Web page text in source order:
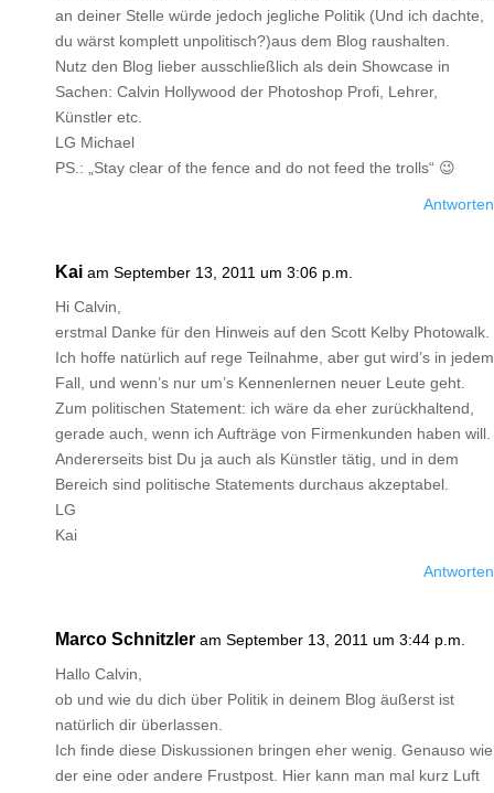
an deiner Stelle würde jedoch jegliche Politik (Und ich dachte,
du wärst komplett unpolitisch?)aus dem Blog raushalten.
Nutz den Blog lieber ausschließlich als dein Showcase in
Sachen: Calvin Hollywood der Photoshop Profi, Lehrer,
Künstler etc.
LG Michael
PS.: „Stay clear of the fence and do not feed the trolls“ 😉
Antworten
Kai am September 13, 2011 um 3:06 p.m.
Hi Calvin,
erstmal Danke für den Hinweis auf den Scott Kelby Photowalk.
Ich hoffe natürlich auf rege Teilnahme, aber gut wird’s in jedem
Fall, und wenn’s nur um’s Kennenlernen neuer Leute geht.
Zum politischen Statement: ich wäre da eher zurückhaltend,
gerade auch, wenn ich Aufträge von Firmenkunden haben will.
Andererseits bist Du ja auch als Künstler tätig, und in dem
Bereich sind politische Statements durchaus akzeptabel.
LG
Kai
Antworten
Marco Schnitzler am September 13, 2011 um 3:44 p.m.
Hallo Calvin,
ob und wie du dich über Politik in deinem Blog äußerst ist
natürlich dir überlassen.
Ich finde diese Diskussionen bringen eher wenig. Genauso wie
der eine oder andere Frustpost. Hier kann man mal kurz Luft